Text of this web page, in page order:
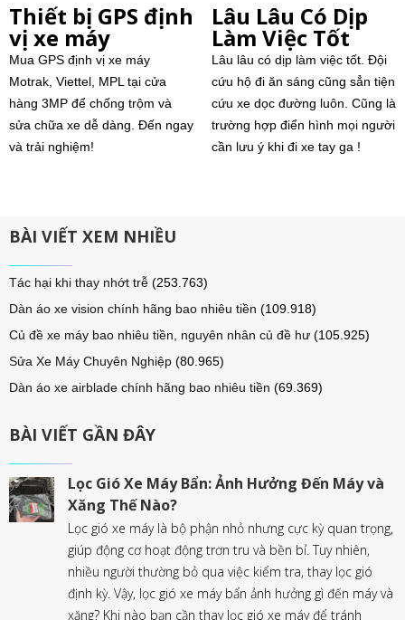
Thiết bị GPS định
vị xe máy
Mua GPS định vị xe máy
Motrak, Viettel, MPL tại cửa
hàng 3MP để chống trộm và
sửa chữa xe dễ dàng. Đến ngay
và trải nghiệm!
Lâu Lâu Có Dịp
Làm Việc Tốt
Lâu lâu có dịp làm việc tốt. Đội
cứu hộ đi ăn sáng cũng sẳn tiện
cứu xe dọc đường luôn. Cũng là
trường hợp điển hình mọi người
cần lưu ý khi đi xe tay ga !
BÀI VIẾT XEM NHIỀU
Tác hại khi thay nhớt trễ (253.763)
Dàn áo xe vision chính hãng bao nhiêu tiền (109.918)
Củ đề xe máy bao nhiêu tiền, nguyên nhân củ đề hư (105.925)
Sửa Xe Máy Chuyên Nghiệp (80.965)
Dàn áo xe airblade chính hãng bao nhiêu tiền (69.369)
BÀI VIẾT GẦN ĐÂY
Lọc Gió Xe Máy Bẩn: Ảnh Hưởng Đến Máy và
Xăng Thế Nào?
Lọc gió xe máy là bộ phận nhỏ nhưng cực kỳ quan trọng,
giúp động cơ hoạt động trơn tru và bền bỉ. Tuy nhiên,
nhiều người thường bỏ qua việc kiểm tra, thay lọc gió
định kỳ. Vậy, lọc gió xe máy bẩn ảnh hưởng gì đến máy và
xăng? Khi nào bạn cần thay lọc gió xe máy để tránh